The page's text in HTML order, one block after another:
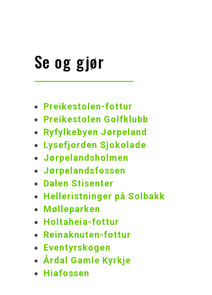
Se og gjør
Preikestolen-fottur
Preikestolen Golfklubb
Ryfylkebyen Jørpeland
Lysefjorden Sjokolade
Jørpelandsholmen
Jørpelandsfossen
Dalen Stisenter
Helleristninger på Solbakk
Mølleparken
Holtaheia-fottur
Reinaknuten-fottur
Eventyrskogen
Årdal Gamle Kyrkje
Hiafossen